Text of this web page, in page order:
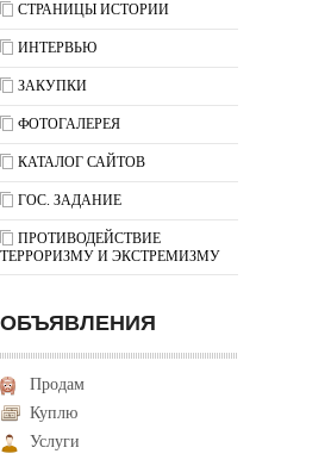
СТРАНИЦЫ ИСТОРИИ
ИНТЕРВЬЮ
ЗАКУПКИ
ФОТОГАЛЕРЕЯ
КАТАЛОГ САЙТОВ
ГОС. ЗАДАНИЕ
ПРОТИВОДЕЙСТВИЕ
ТЕРРОРИЗМУ И ЭКСТРЕМИЗМУ
ОБЪЯВЛЕНИЯ
Продам
Куплю
Услуги